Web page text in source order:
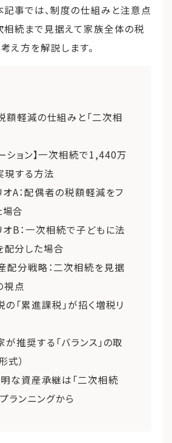
記事では、制度の仕組みと注意点
相続まで見据えて家族全体の税
え方を解説します。
額軽減の仕組みと「二次相
ション】一次相続で1,440万
現する方法
A：配偶者の税額軽減をフ
合
B：一次相続で子どもに法
配分した場合
配分戦略：二次相続を見据
視点
「累進課税」が招く増税リ
推奨する「バランス」の取
式）
な資産承継は「二次相続
ランニングから